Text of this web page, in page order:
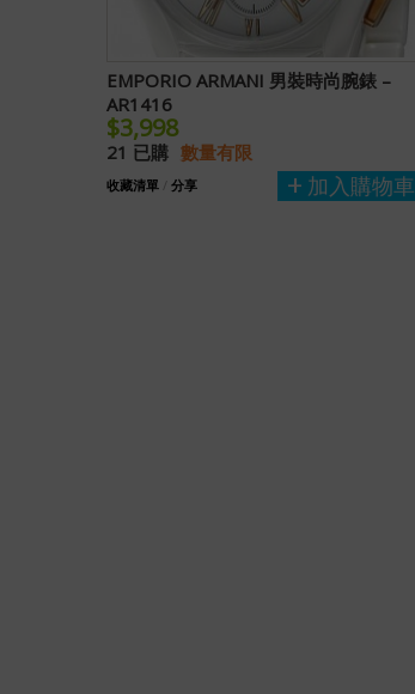
EMPORIO ARMANI 男裝時尚腕錶 –
AR1416
$3,998
21 已購 數量有限
加入購物車
收藏清單 / 分享